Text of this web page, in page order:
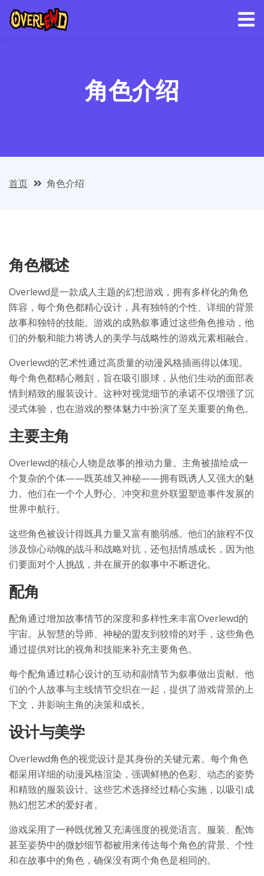
角色介绍
首页 角色介绍
角色概述
Overlewd是一款成人主题的幻想游戏，拥有多样化的角色
阵容，每个角色都精心设计，具有独特的个性、详细的背景
故事和独特的技能。游戏的成熟叙事通过这些角色推动，他
们的外貌和能力将诱人的美学与战略性的游戏元素相融合。
Overlewd的艺术性通过高质量的动漫风格插画得以体现。
每个角色都精心雕刻，旨在吸引眼球，从他们生动的面部表
情到精致的服装设计。这种对视觉细节的承诺不仅增强了沉
浸式体验，也在游戏的整体魅力中扮演了至关重要的角色。
主要主角
Overlewd的核心人物是故事的推动力量。主角被描绘成一
个复杂的个体——既英雄又神秘——拥有既诱人又强大的魅
力。他们在一个个人野心、冲突和意外联盟塑造事件发展的
世界中航行。
这些角色被设计得既具力量又富有脆弱感。他们的旅程不仅
涉及惊心动魄的战斗和战略对抗，还包括情感成长，因为他
们要面对个人挑战，并在展开的叙事中不断进化。
配角
配角通过增加故事情节的深度和多样性来丰富Overlewd的
宇宙。从智慧的导师、神秘的盟友到狡猾的对手，这些角色
通过提供对比的视角和技能来补充主要角色。
每个配角通过精心设计的互动和副情节为叙事做出贡献。他
们的个人故事与主线情节交织在一起，提供了游戏背景的上
下文，并影响主角的决策和成长。
设计与美学
Overlewd角色的视觉设计是其身份的关键元素。每个角色
都采用详细的动漫风格渲染，强调鲜艳的色彩、动态的姿势
和精致的服装设计。这些艺术选择经过精心实施，以吸引成
熟幻想艺术的爱好者。
游戏采用了一种既优雅又充满强度的视觉语言。服装、配饰
甚至姿势中的微妙细节都被用来传达每个角色的背景、个性
和在故事中的角色，确保没有两个角色是相同的。